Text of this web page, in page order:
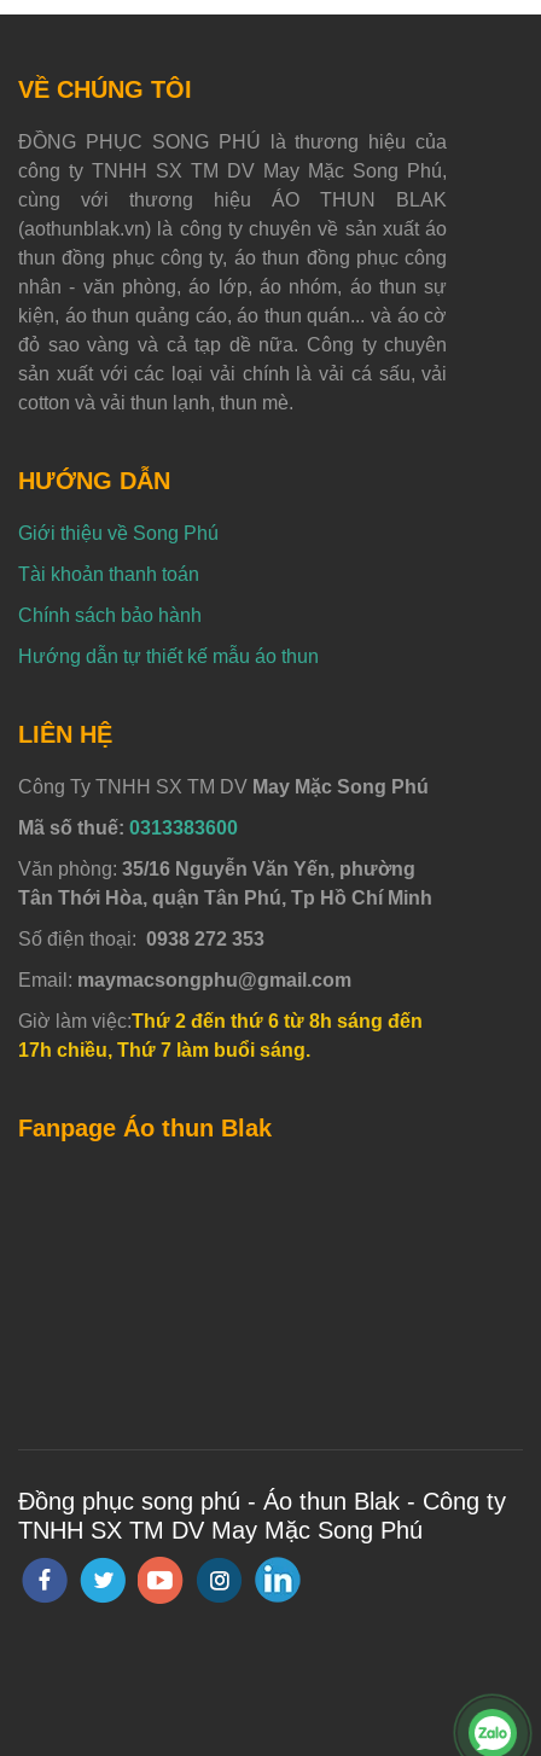
VỀ CHÚNG TÔI
ĐỒNG PHỤC SONG PHÚ là thương hiệu của
công ty TNHH SX TM DV May Mặc Song Phú,
cùng với thương hiệu ÁO THUN BLAK
(aothunblak.vn) là công ty chuyên về sản xuất áo
thun đồng phục công ty, áo thun đồng phục công
nhân - văn phòng, áo lớp, áo nhóm, áo thun sự
kiện, áo thun quảng cáo, áo thun quán... và áo cờ
đỏ sao vàng và cả tạp dề nữa. Công ty chuyên
sản xuất với các loại vải chính là vải cá sấu, vải
cotton và vải thun lạnh, thun mè.
HƯỚNG DẪN
Giới thiệu về Song Phú
Tài khoản thanh toán
Chính sách bảo hành
Hướng dẫn tự thiết kế mẫu áo thun
LIÊN HỆ
Công Ty TNHH SX TM DV May Mặc Song Phú
Mã số thuế: 0313383600
Văn phòng: 35/16 Nguyễn Văn Yến, phường
Tân Thới Hòa, quận Tân Phú, Tp Hồ Chí Minh
Số điện thoại: 0938 272 353
Email: maymacsongphu@gmail.com
Giờ làm việc:Thứ 2 đến thứ 6 từ 8h sáng đến
17h chiều, Thứ 7 làm buổi sáng.
Fanpage Áo thun Blak
Đồng phục song phú - Áo thun Blak - Công ty
TNHH SX TM DV May Mặc Song Phú